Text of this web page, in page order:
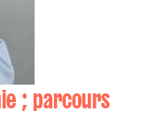
; parcours